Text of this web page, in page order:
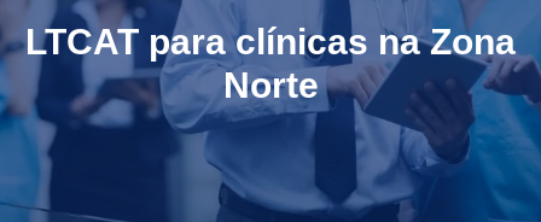
LTCAT para clínicas na Zona
Norte